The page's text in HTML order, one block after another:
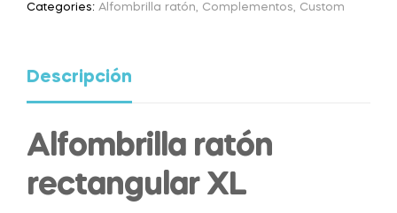
Categories: Alfombrilla ratón, Complementos, Custom
Descripción
Alfombrilla ratón
rectangular XL